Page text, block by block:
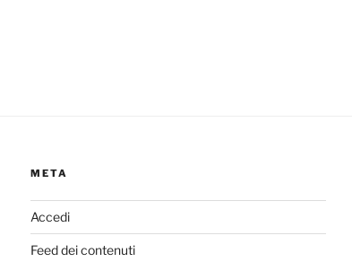
META
Accedi
Feed dei contenuti